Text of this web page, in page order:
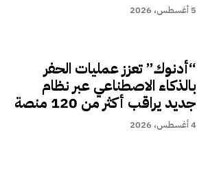
5 أغسطس، 2026
“أدنوك” تعزز عمليات الحفر
بالذكاء الاصطناعي عبر نظام
جديد يراقب أكثر من 120 منصة
4 أغسطس، 2026